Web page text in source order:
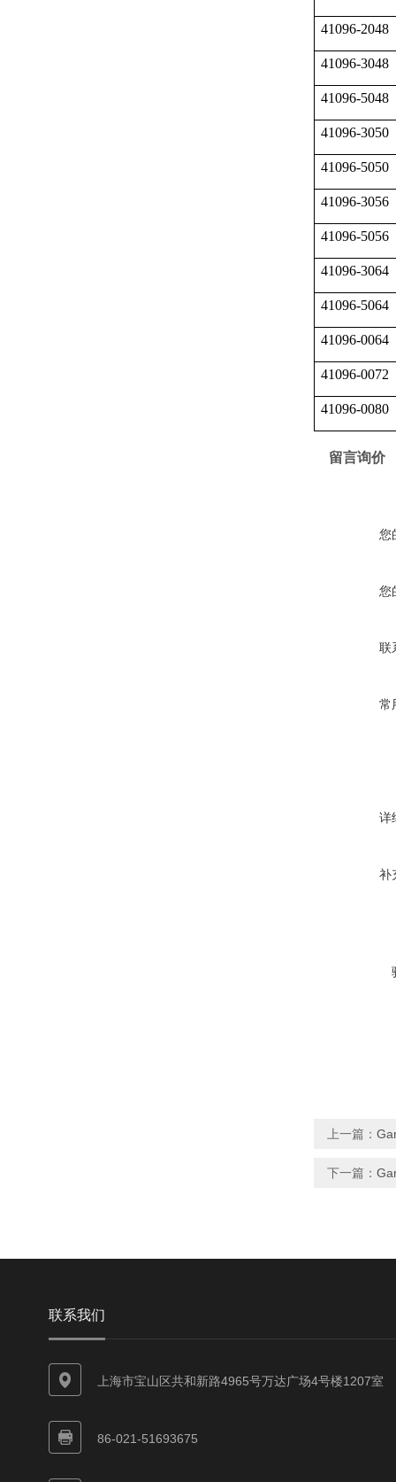
41096-2048
41096-3048
41096-5048
41096-3050
41096-5050
41096-3056
41096-5056
41096-3064
41096-5064
41096-0064
41096-0072
41096-0080
留言询价
您
您
联
常
详
补
上一篇：
下一篇：
联系我们
上海市宝山区共和新路4965号万达广场4号楼1207室
86-021-51693675